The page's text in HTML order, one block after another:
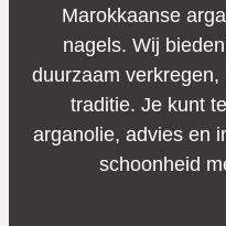
Marokkaanse
nagels. Wij
duurzaam
traditie. Je kunt
arganolie, advies en
schoonheid